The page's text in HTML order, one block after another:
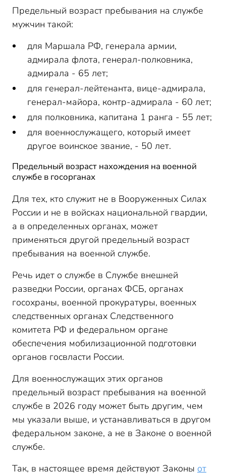
Предельный возраст пребывания на службе
мужчин такой:
для Маршала РФ, генерала армии,
адмирала флота, генерал-полковника,
адмирала - 65 лет;
для генерал-лейтенанта, вице-адмирала,
генерал-майора, контр-адмирала - 60 лет;
для полковника, капитана 1 ранга - 55 лет;
для военнослужащего, который имеет
другое воинское звание, - 50 лет.
Предельный возраст нахождения на военной
службе в госорганах
Для тех, кто служит не в Вооруженных Силах
России и не в войсках национальной гвардии,
а в определенных органах, может
применяться другой предельный возраст
пребывания на военной службе.
Речь идет о службе в Службе внешней
разведки России, органах ФСБ, органах
госохраны, военной прокуратуры, военных
следственных органах Следственного
комитета РФ и федеральном органе
обеспечения мобилизационной подготовки
органов госвласти России.
Для военнослужащих этих органов
предельный возраст пребывания на военной
службе в 2026 году может быть другим, чем
мы указали выше, и устанавливаться в другом
федеральном законе, а не в Законе о военной
службе.
Так, в настоящее время действуют Законы от